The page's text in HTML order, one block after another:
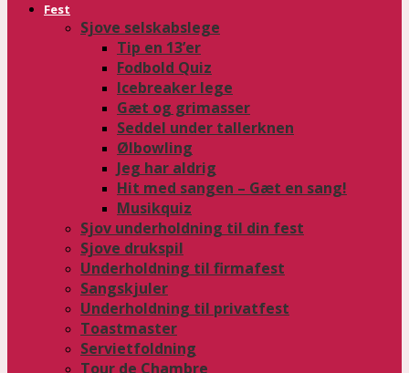
Fest
Sjove selskabslege
Tip en 13’er
Fodbold Quiz
Icebreaker lege
Gæt og grimasser
Seddel under tallerknen
Ølbowling
Jeg har aldrig
Hit med sangen – Gæt en sang!
Musikquiz
Sjov underholdning til din fest
Sjove drukspil
Underholdning til firmafest
Sangskjuler
Underholdning til privatfest
Toastmaster
Servietfoldning
Tour de Chambre